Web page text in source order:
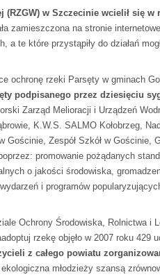
(RZGW) w Szczecinie wcielił się w
zamieszczona na stronie
a te które przystąpiły do działań
ochronę rzeki Parsęty w gminach
podpisanego przez dziesięciu
Zarząd Melioracji i Urządzeń
K.W.S. SALMO Kołobrzeg,
Gościnie, Zespół Szkół w Gościnie,
promowanie pożądanych
o jakości środowiska,
i programów
Ochrony Środowiska, Rolnictwa i
rzekę objęło w 2007 roku 429
z całego powiatu
młodzieży szansą